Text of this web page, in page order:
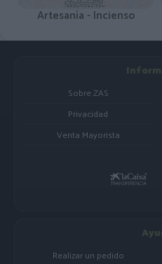
Artesanía - Incienso
Sobre ZAS
Privacidad
Venta Mayorista
Realizar un pedido